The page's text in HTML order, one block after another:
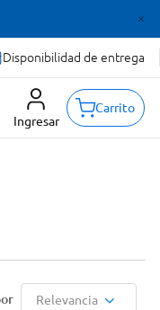
Disponibilidad de entrega
Ingresar
Carrito
Relevancia